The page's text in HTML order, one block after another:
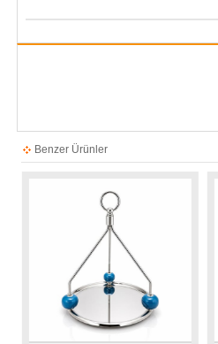
Benzer Ürünler